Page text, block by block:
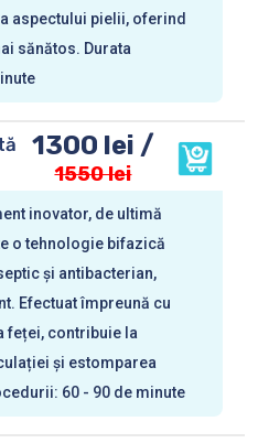
aspectului pielii, oferind
sănătos. Durata
1300 lei /
1550 lei
inovator, de ultimă
o tehnologie bifazică
și antibacterian,
Efectuat împreună cu
feței, contribuie la
și estomparea
60 - 90 de minute